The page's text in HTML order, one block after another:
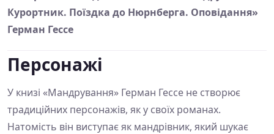
Курортник. Поїздка до Нюрнберга. Оповідання»
Герман Гессе
Персонажі
У книзі «Мандрування» Герман Гессе не створює
традиційних персонажів, як у своїх романах.
Натомість він виступає як мандрівник, який шукає